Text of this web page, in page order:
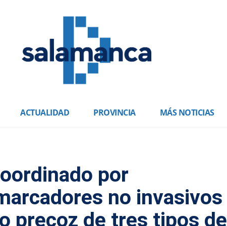
ACTUALIDAD PROVINCIA MÁS NOTICIAS
por
no invasivos
precoz de tres tipos de